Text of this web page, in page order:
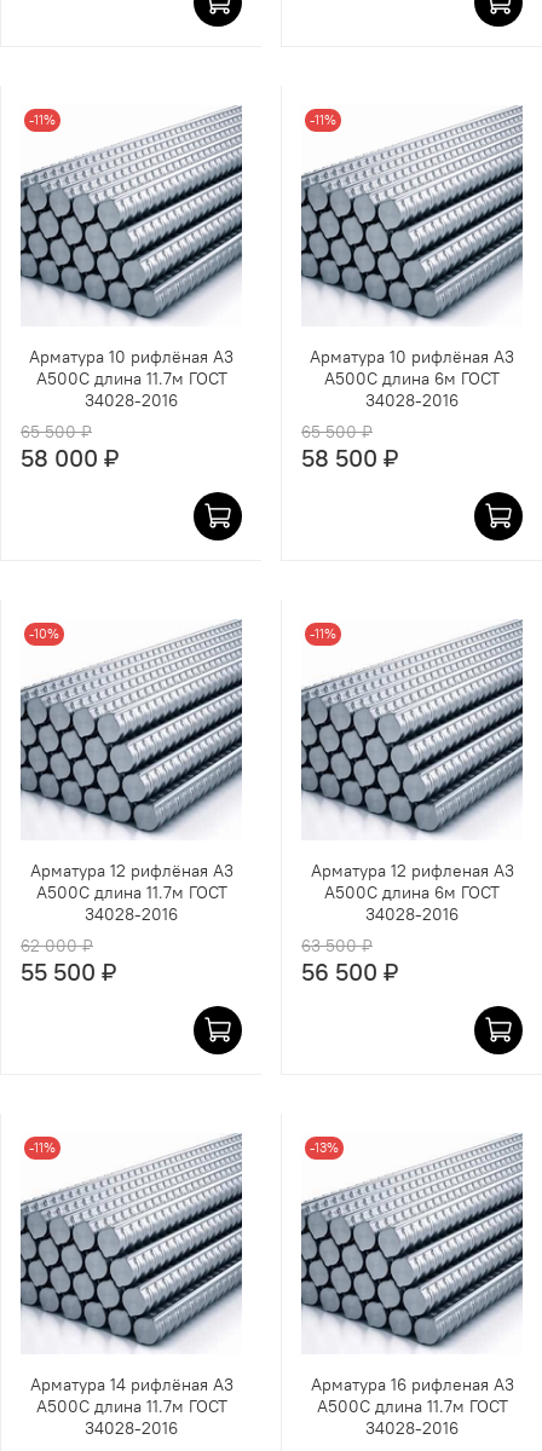
-11%
Арматура 10 рифлёная А3
А500С длина 11.7м ГОСТ
34028-2016
65 500 ₽
58 000 ₽
-11%
Арматура 10 рифлёная А3
А500С длина 6м ГОСТ
34028-2016
65 500 ₽
58 500 ₽
-10%
Арматура 12 рифлёная А3
А500С длина 11.7м ГОСТ
34028-2016
62 000 ₽
55 500 ₽
-11%
Арматура 12 рифленая А3
А500С длина 6м ГОСТ
34028-2016
63 500 ₽
56 500 ₽
-11%
Арматура 14 рифлёная А3
А500С длина 11.7м ГОСТ
34028-2016
-13%
Арматура 16 рифленая А3
А500С длина 11.7м ГОСТ
34028-2016